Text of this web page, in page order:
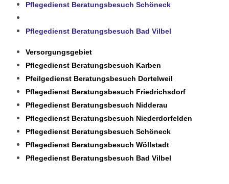
Pflegedienst Beratungsbesuch Schöneck
Pflegedienst Beratungsbesuch Bad Vilbel
Versorgungsgebiet
Pflegedienst Beratungsbesuch Karben
Pfeilgedienst Beratungsbesuch Dortelweil
Pflegedienst Beratungsbesuch Friedrichsdorf
Pflegedienst Beratungsbesuch Nidderau
Pflegedienst Beratungsbesuch Niederdorfelden
Pflegedienst Beratungsbesuch Schöneck
Pflegedienst Beratungsbesuch Wöllstadt
Pflegedienst Beratungsbesuch Bad Vilbel